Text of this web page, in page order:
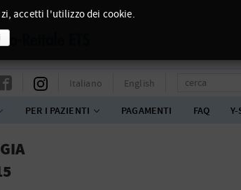
Italiano English
PER I PAZIENTI PAGAMENTI FAQ Y-
accetti l'utilizzo dei cookie.